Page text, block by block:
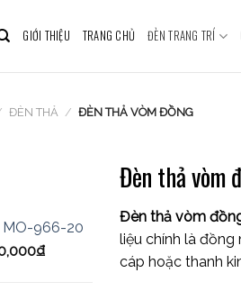
GIỚI THIỆU TRANG CHỦ ĐÈN TRANG TRÍ
ĐÈN THẢ / ĐÈN THẢ VÒM ĐỒNG
966-20
₫
Đèn thả vòm
Đèn thả vòm
liệu chính là
cáp hoặc thanh